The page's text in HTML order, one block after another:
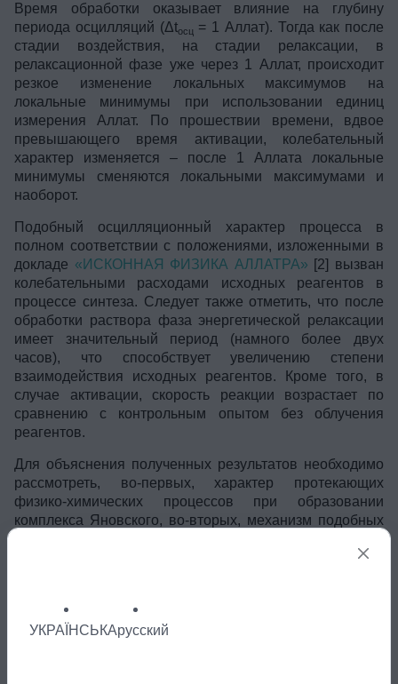
Время обработки оказывает влияние на глубину
периода осцилляций (Δtосц = 1 Аллат). Тогда как после
стадии воздействия, на стадии релаксации, в
релаксационной фазе уже через 1 Аллат, происходит
резкое изменение локальных максимумов на
локальные минимумы при использовании единиц
измерения Аллат. По прошествии времени, вдвое
превышающего время активации, колебательный
характер изменяется – после 1 Аллата локальные
минимумы сменяются локальными максимумами и
наоборот.
Подобный осцилляционный характер процесса в
полном соответствии с положениями, изложенными в
докладе «ИСКОННАЯ ФИЗИКА АЛЛАТРА» [2] вызван
колебательными расходами исходных реагентов в
процессе синтеза. Следует также отметить, что после
обработки раствора фаза энергетической релаксации
имеет значительный период (намного более двух
часов), что способствует увеличению степени
взаимодействия исходных реагентов. Кроме того, в
случае активации, скорость реакции возрастает по
сравнению с контрольным опытом без облучения
реагентов.
Для объяснения полученных результатов необходимо
рассмотреть, во-первых, характер протекающих
физико-химических процессов при образовании
комплекса Яновского, во-вторых, механизм подобных
УКРАЇНСЬКАрусский